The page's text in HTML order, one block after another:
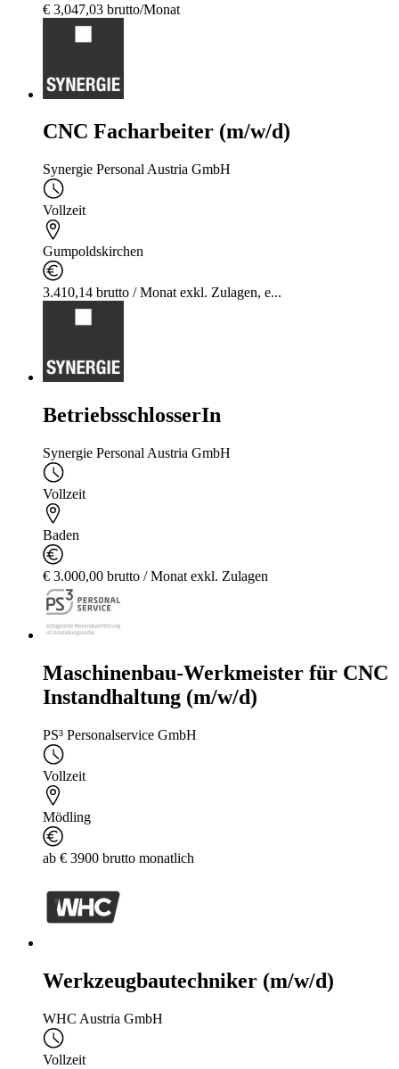
€ 3,047,03 brutto/Monat
CNC Facharbeiter (m/w/d)
Synergie Personal Austria GmbH
Vollzeit
Gumpoldskirchen
3.410,14 brutto / Monat exkl. Zulagen, e...
BetriebsschlosserIn
Synergie Personal Austria GmbH
Vollzeit
Baden
€ 3.000,00 brutto / Monat exkl. Zulagen
Maschinenbau-Werkmeister für CNC
Instandhaltung (m/w/d)
PS³ Personalservice GmbH
Vollzeit
Mödling
ab € 3900 brutto monatlich
Werkzeugbautechniker (m/w/d)
WHC Austria GmbH
Vollzeit